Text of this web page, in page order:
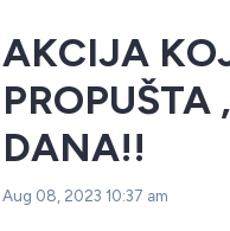
AKCIJA
PROPUŠTA
DANA!!
Aug 08, 2023 10:37 am